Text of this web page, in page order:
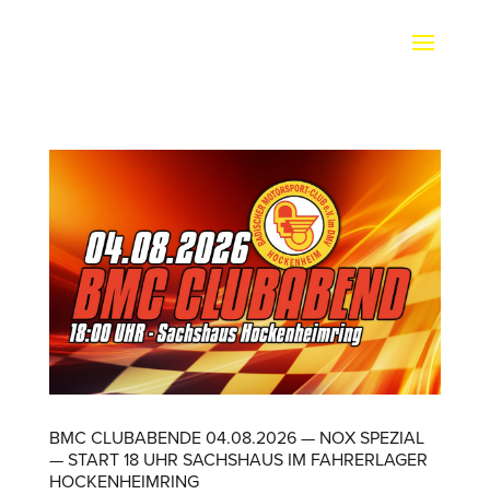
BMC CLUBABENDE 04.08.2026 — NOX SPEZIAL
— START 18 UHR SACHSHAUS IM FAHRER­LAGER
HOCKENHEIMRING